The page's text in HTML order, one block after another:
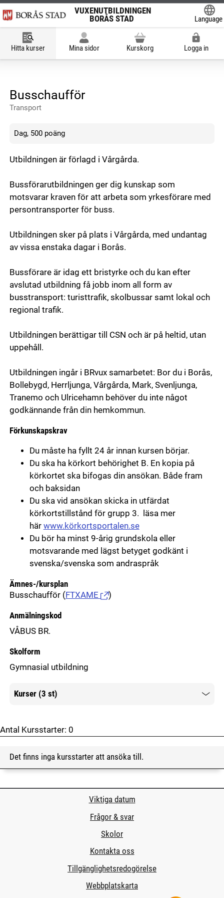
VUXENUTBILDNINGEN
BORÅS STAD
Language
Hitta kurser Mina sidor Kurskorg Logga in
Busschaufför
Transport
Dag, 500 poäng
Utbildningen är förlagd i Vårgårda.
Bussförarutbildningen ger dig kunskap som
motsvarar kraven för att arbeta som yrkesförare med
persontransporter för buss.
Utbildningen sker på plats i Vårgårda, med undantag
av vissa enstaka dagar i Borås.
Bussförare är idag ett bristyrke och du kan efter
avslutad utbildning få jobb inom all form av
busstransport: turisttrafik, skolbussar samt lokal och
regional trafik.
Utbildningen berättigar till CSN och är på heltid, utan
uppehåll.
Utbildningen ingår i BRvux samarbetet: Bor du i Borås,
Bollebygd, Herrljunga, Vårgårda, Mark, Svenljunga,
Tranemo och Ulricehamn behöver du inte något
godkännande från din hemkommun.
Förkunskapskrav
Du måste ha fyllt 24 år innan kursen börjar.
Du ska ha körkort behörighet B. En kopia på
körkortet ska bifogas din ansökan. Både fram
och baksidan
Du ska vid ansökan skicka in utfärdat
körkortstillstånd för grupp 3. läsa mer
här www.körkortsportalen.se
Du bör ha minst 9-årig grundskola eller
motsvarande med lägst betyget godkänt i
svenska/svenska som andraspråk
Ämnes-/kursplan
Busschaufför ( FTXAME )
Anmälningskod
VÅBUS BR.
Skolform
Gymnasial utbildning
Kurser (3 st)
Mer information
Antal Kursstarter: 0
Det finns inga kursstarter att ansöka till.
Viktiga datum
Frågor & svar
Skolor
Kontakta oss
Tillgänglighetsredogörelse
Webbplatskarta